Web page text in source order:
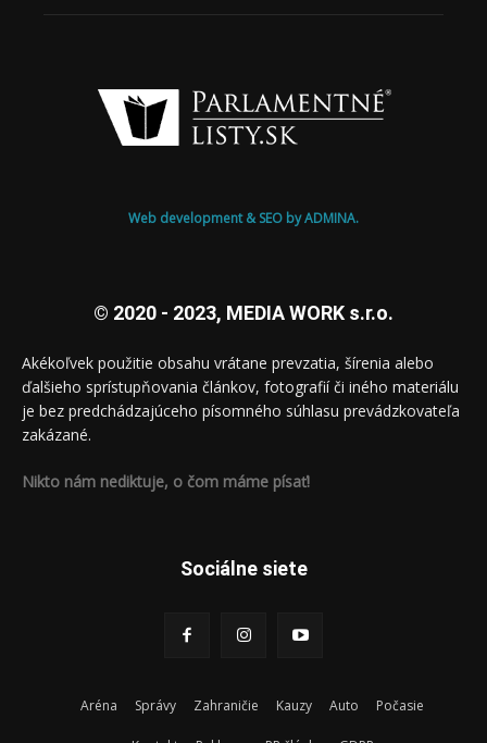
Web development & SEO by ADMINA.
© 2020 - 2023, MEDIA WORK s.r.o.
Akékoľvek použitie obsahu vrátane prevzatia, šírenia alebo
ďalšieho sprístupňovania článkov, fotografií či iného materiálu
je bez predchádzajúceho písomného súhlasu prevádzkovateľa
zakázané.
Nikto nám nediktuje, o čom máme písať!
Sociálne siete
Aréna Správy Zahraničie Kauzy Auto Počasie